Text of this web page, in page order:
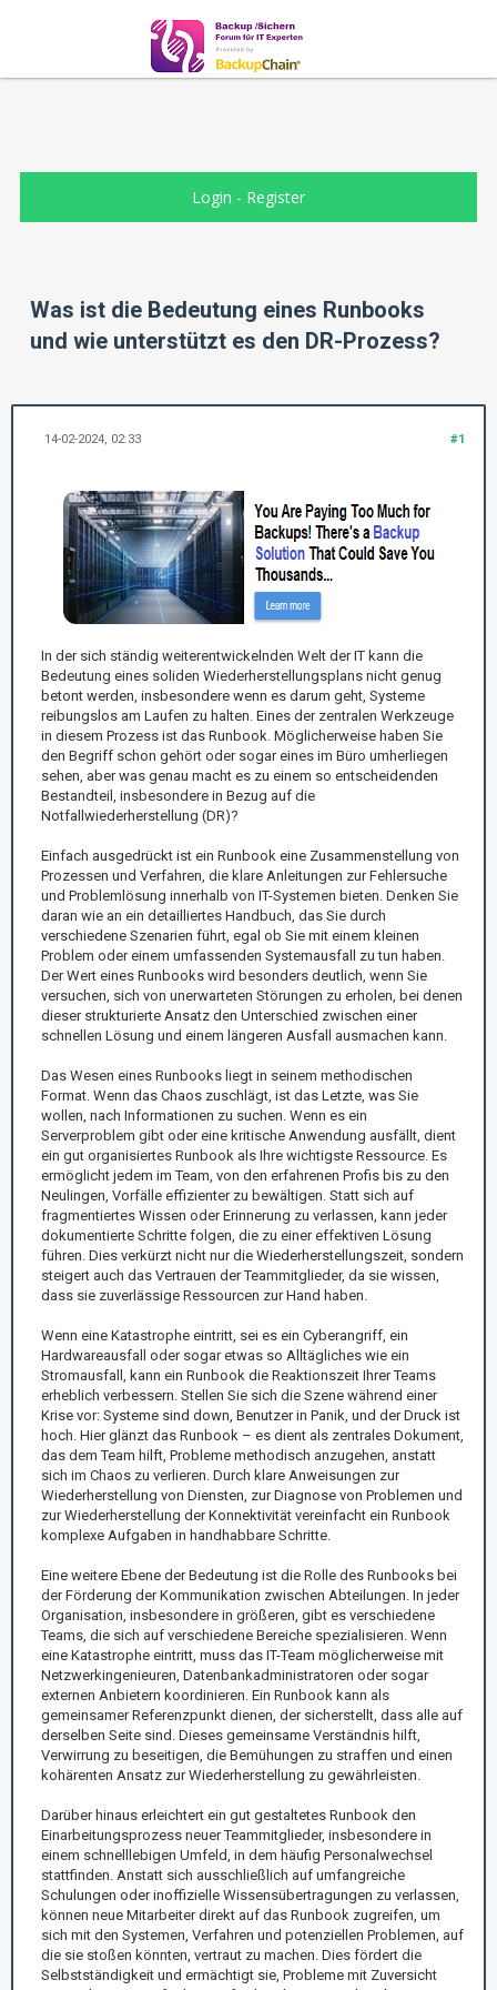
Login - Register
Was ist die Bedeutung eines Runbooks
und wie unterstützt es den DR-Prozess?
#1
14-02-2024, 02:33
In der sich ständig weiterentwickelnden Welt der IT kann die
Bedeutung eines soliden Wiederherstellungsplans nicht genug
betont werden, insbesondere wenn es darum geht, Systeme
reibungslos am Laufen zu halten. Eines der zentralen Werkzeuge
in diesem Prozess ist das Runbook. Möglicherweise haben Sie
den Begriff schon gehört oder sogar eines im Büro umherliegen
sehen, aber was genau macht es zu einem so entscheidenden
Bestandteil, insbesondere in Bezug auf die
Notfallwiederherstellung (DR)?
Einfach ausgedrückt ist ein Runbook eine Zusammenstellung von
Prozessen und Verfahren, die klare Anleitungen zur Fehlersuche
und Problemlösung innerhalb von IT-Systemen bieten. Denken Sie
daran wie an ein detailliertes Handbuch, das Sie durch
verschiedene Szenarien führt, egal ob Sie mit einem kleinen
Problem oder einem umfassenden Systemausfall zu tun haben.
Der Wert eines Runbooks wird besonders deutlich, wenn Sie
versuchen, sich von unerwarteten Störungen zu erholen, bei denen
dieser strukturierte Ansatz den Unterschied zwischen einer
schnellen Lösung und einem längeren Ausfall ausmachen kann.
Das Wesen eines Runbooks liegt in seinem methodischen
Format. Wenn das Chaos zuschlägt, ist das Letzte, was Sie
wollen, nach Informationen zu suchen. Wenn es ein
Serverproblem gibt oder eine kritische Anwendung ausfällt, dient
ein gut organisiertes Runbook als Ihre wichtigste Ressource. Es
ermöglicht jedem im Team, von den erfahrenen Profis bis zu den
Neulingen, Vorfälle effizienter zu bewältigen. Statt sich auf
fragmentiertes Wissen oder Erinnerung zu verlassen, kann jeder
dokumentierte Schritte folgen, die zu einer effektiven Lösung
führen. Dies verkürzt nicht nur die Wiederherstellungszeit, sondern
steigert auch das Vertrauen der Teammitglieder, da sie wissen,
dass sie zuverlässige Ressourcen zur Hand haben.
Wenn eine Katastrophe eintritt, sei es ein Cyberangriff, ein
Hardwareausfall oder sogar etwas so Alltägliches wie ein
Stromausfall, kann ein Runbook die Reaktionszeit Ihrer Teams
erheblich verbessern. Stellen Sie sich die Szene während einer
Krise vor: Systeme sind down, Benutzer in Panik, und der Druck ist
hoch. Hier glänzt das Runbook – es dient als zentrales Dokument,
das dem Team hilft, Probleme methodisch anzugehen, anstatt
sich im Chaos zu verlieren. Durch klare Anweisungen zur
Wiederherstellung von Diensten, zur Diagnose von Problemen und
zur Wiederherstellung der Konnektivität vereinfacht ein Runbook
komplexe Aufgaben in handhabbare Schritte.
Eine weitere Ebene der Bedeutung ist die Rolle des Runbooks bei
der Förderung der Kommunikation zwischen Abteilungen. In jeder
Organisation, insbesondere in größeren, gibt es verschiedene
Teams, die sich auf verschiedene Bereiche spezialisieren. Wenn
eine Katastrophe eintritt, muss das IT-Team möglicherweise mit
Netzwerkingenieuren, Datenbankadministratoren oder sogar
externen Anbietern koordinieren. Ein Runbook kann als
gemeinsamer Referenzpunkt dienen, der sicherstellt, dass alle auf
derselben Seite sind. Dieses gemeinsame Verständnis hilft,
Verwirrung zu beseitigen, die Bemühungen zu straffen und einen
kohärenten Ansatz zur Wiederherstellung zu gewährleisten.
Darüber hinaus erleichtert ein gut gestaltetes Runbook den
Einarbeitungsprozess neuer Teammitglieder, insbesondere in
einem schnelllebigen Umfeld, in dem häufig Personalwechsel
stattfinden. Anstatt sich ausschließlich auf umfangreiche
Schulungen oder inoffizielle Wissensübertragungen zu verlassen,
können neue Mitarbeiter direkt auf das Runbook zugreifen, um
sich mit den Systemen, Verfahren und potenziellen Problemen, auf
die sie stoßen könnten, vertraut zu machen. Dies fördert die
Selbstständigkeit und ermächtigt sie, Probleme mit Zuversicht